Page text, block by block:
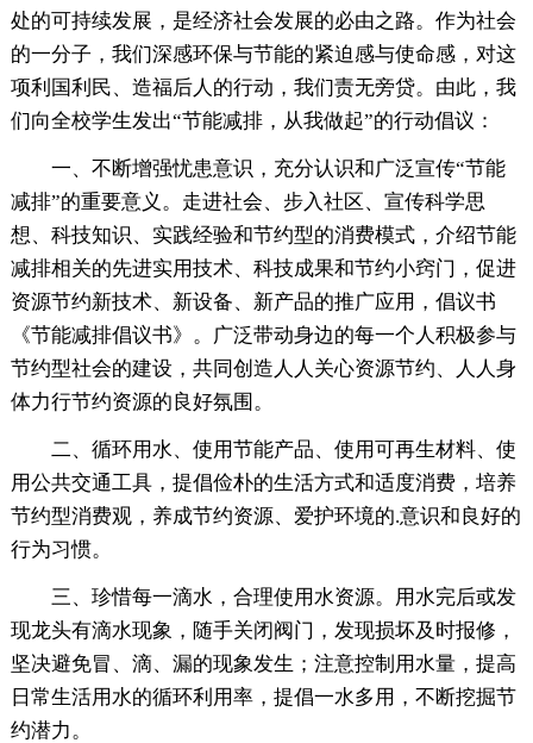
处的可持续发展，是经济社会发展的必由之路。作为社会
的一分子，我们深感环保与节能的紧迫感与使命感，对这
项利国利民、造福后人的行动，我们责无旁贷。由此，我
们向全校学生发出“节能减排，从我做起”的行动倡议：
一、不断增强忧患意识，充分认识和广泛宣传“节能
减排”的重要意义。走进社会、步入社区、宣传科学思
想、科技知识、实践经验和节约型的消费模式，介绍节能
减排相关的先进实用技术、科技成果和节约小窍门，促进
资源节约新技术、新设备、新产品的推广应用，倡议书
《节能减排倡议书》。广泛带动身边的每一个人积极参与
节约型社会的建设，共同创造人人关心资源节约、人人身
体力行节约资源的良好氛围。
二、循环用水、使用节能产品、使用可再生材料、使
用公共交通工具，提倡俭朴的生活方式和适度消费，培养
节约型消费观，养成节约资源、爱护环境的.意识和良好的
行为习惯。
三、珍惜每一滴水，合理使用水资源。用水完后或发
现龙头有滴水现象，随手关闭阀门，发现损坏及时报修，
坚决避免冒、滴、漏的现象发生；注意控制用水量，提高
日常生活用水的循环利用率，提倡一水多用，不断挖掘节
约潜力。